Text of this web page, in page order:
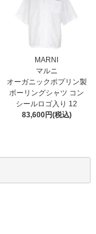
MARNI
マルニ
オーガニックポプリン製
ボーリングシャツ コン
シールロゴ入り 12
83,600円(税込)